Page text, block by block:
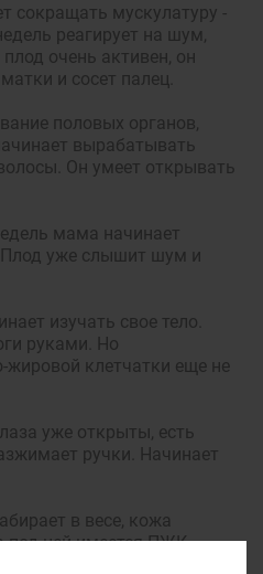
сокращать мускулатуру -
реагирует на шум,
очень активен, он
и сосет палец.
половых органов,
вырабатывать
Он умеет открывать
мама начинает
Плод уже слышит шум и
изучать свое тело.
руками. Но
клетчатки еще не
уже открыты, есть
ручки. Начинает
в весе, кожа
под ней имеется ПЖК.